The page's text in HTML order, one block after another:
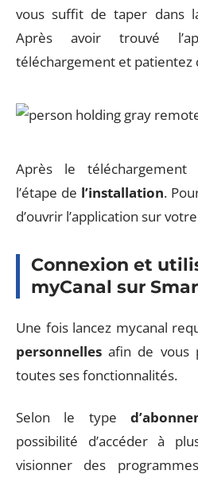
vous suffit de taper dans
Après avoir trouvé
téléchargement et patientez
Après le téléchargement
l’étape de l’installation.
d’ouvrir l’application sur
Connexion et
myCanal sur
Une fois lancez mycanal
personnelles afin de vous
toutes ses fonctionnalités.
Selon le type
possibilité d’accéder à
visionner des programmes